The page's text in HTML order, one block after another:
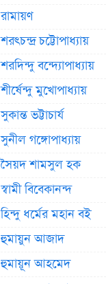
রামায়ণ
শরৎচন্দ্র চট্টোপাধ্যায়
শরদিন্দু বন্দ্যোপাধ্যায়
শীর্ষেন্দু মুখোপাধ্যায়
সুকান্ত ভট্টাচার্য
সুনীল গঙ্গোপাধ্যায়
সৈয়দ শামসুল হক
স্বামী বিবেকানন্দ
হিন্দু ধর্মের মহান বই
হুমায়ুন আজাদ
হুমায়ূন আহমেদ